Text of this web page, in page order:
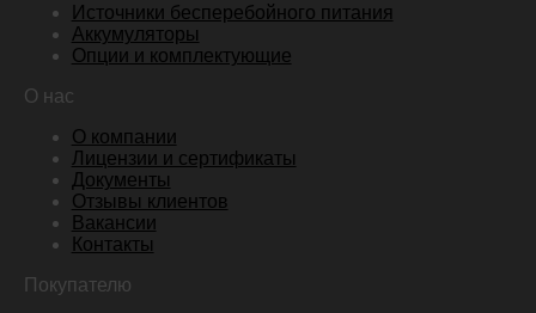
Источники бесперебойного питания
Аккумуляторы
Опции и комплектующие
О нас
О компании
Лицензии и сертификаты
Документы
Отзывы клиентов
Вакансии
Контакты
Покупателю